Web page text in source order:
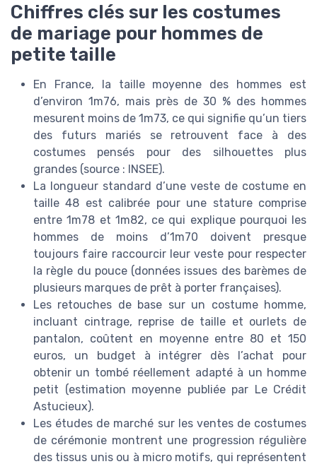
Chiffres clés sur les costumes
de mariage pour hommes de
petite taille
En France, la taille moyenne des hommes est
d’environ 1m76, mais près de 30 % des hommes
mesurent moins de 1m73, ce qui signifie qu’un tiers
des futurs mariés se retrouvent face à des
costumes pensés pour des silhouettes plus
grandes (source : INSEE).
La longueur standard d’une veste de costume en
taille 48 est calibrée pour une stature comprise
entre 1m78 et 1m82, ce qui explique pourquoi les
hommes de moins d’1m70 doivent presque
toujours faire raccourcir leur veste pour respecter
la règle du pouce (données issues des barèmes de
plusieurs marques de prêt à porter françaises).
Les retouches de base sur un costume homme,
incluant cintrage, reprise de taille et ourlets de
pantalon, coûtent en moyenne entre 80 et 150
euros, un budget à intégrer dès l’achat pour
obtenir un tombé réellement adapté à un homme
petit (estimation moyenne publiée par Le Crédit
Astucieux).
Les études de marché sur les ventes de costumes
de cérémonie montrent une progression régulière
des tissus unis ou à micro motifs, qui représentent